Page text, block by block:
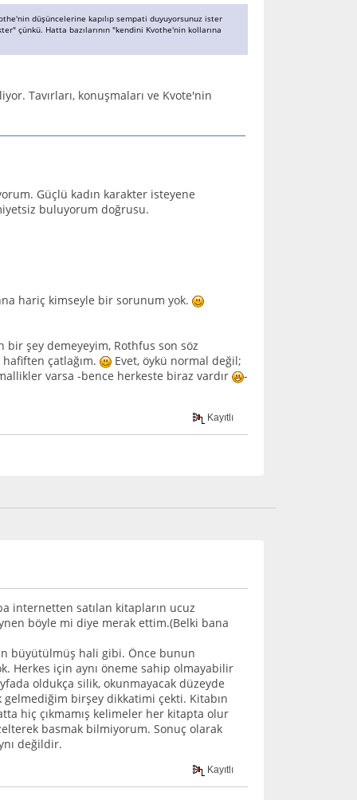
düşüncelerine kapılıp sempati duyuyorsunuz ister
çünkü. Hatta bazılarının "kendini Kvothe'nin kollarına
Tavırları, konuşmaları ve Kvote'nin
Güçlü kadın karakter isteyene
buluyorum doğrusu.
hariç kimseyle bir sorunum yok.
bir şey demeyeyim, Rothfus son söz
hafiften çatlağım.
Evet, öykü normal değil;
varsa -bence herkeste biraz vardır
-
Kayıtlı
internetten satılan kitapların ucuz
böyle mi diye merak ettim.(Belki bana
büyütülmüş hali gibi. Önce bunun
Herkes için aynı öneme sahip olmayabilir
oldukça silik, okunmayacak düzeyde
birşey dikkatimi çekti. Kitabın
hiç çıkmamış kelimeler her kitapta olur
basmak bilmiyorum. Sonuç olarak
değildir.
Kayıtlı